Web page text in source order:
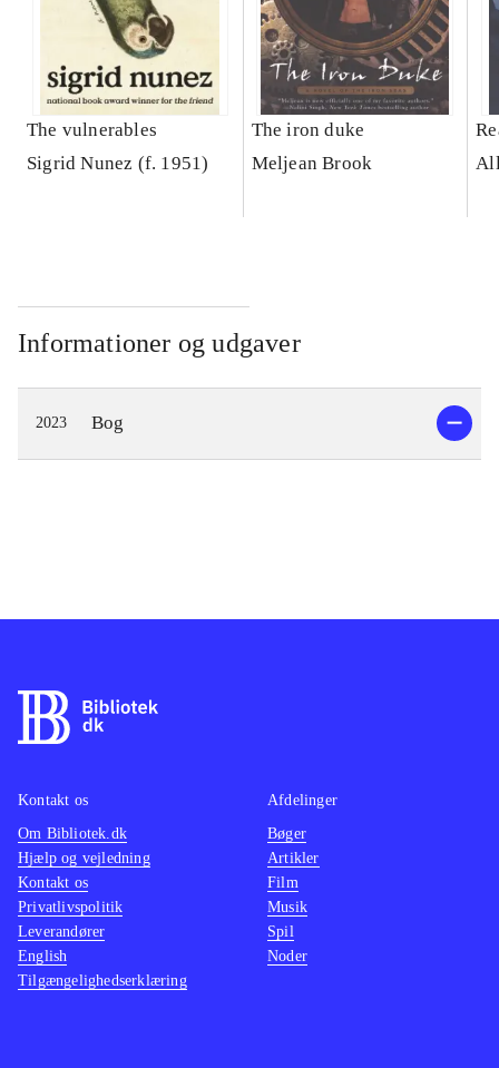
The vulnerables
Sigrid Nunez (f. 1951)
The iron duke
Meljean Brook
Informationer og udgaver
2023 Bog
Kontakt os
Om Bibliotek.dk
Hjælp og vejledning
Kontakt os
Privatlivspolitik
Leverandører
English
Tilgængelighedserklæring
Afdelinger
Bøger
Artikler
Film
Musik
Spil
Noder